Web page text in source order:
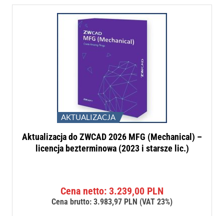
AKTUALIZACJA
Aktualizacja do ZWCAD 2026 MFG (Mechanical) –
licencja bezterminowa (2023 i starsze lic.)
Cena netto:3.239,00 PLN
Cena brutto:3.983,97 PLN (VAT 23%)